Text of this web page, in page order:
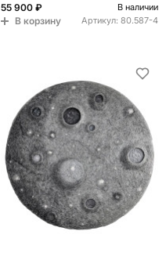
55 900 ₽
В наличии
В корзину Артикул: 80.587-4